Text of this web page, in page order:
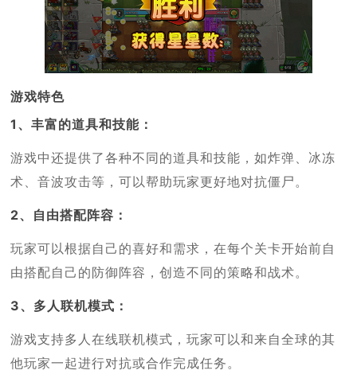
游戏特色
1、丰富的道具和技能：
游戏中还提供了各种不同的道具和技能，如炸弹、冰冻
术、音波攻击等，可以帮助玩家更好地对抗僵尸。
2、自由搭配阵容：
玩家可以根据自己的喜好和需求，在每个关卡开始前自
由搭配自己的防御阵容，创造不同的策略和战术。
3、多人联机模式：
游戏支持多人在线联机模式，玩家可以和来自全球的其
他玩家一起进行对抗或合作完成任务。